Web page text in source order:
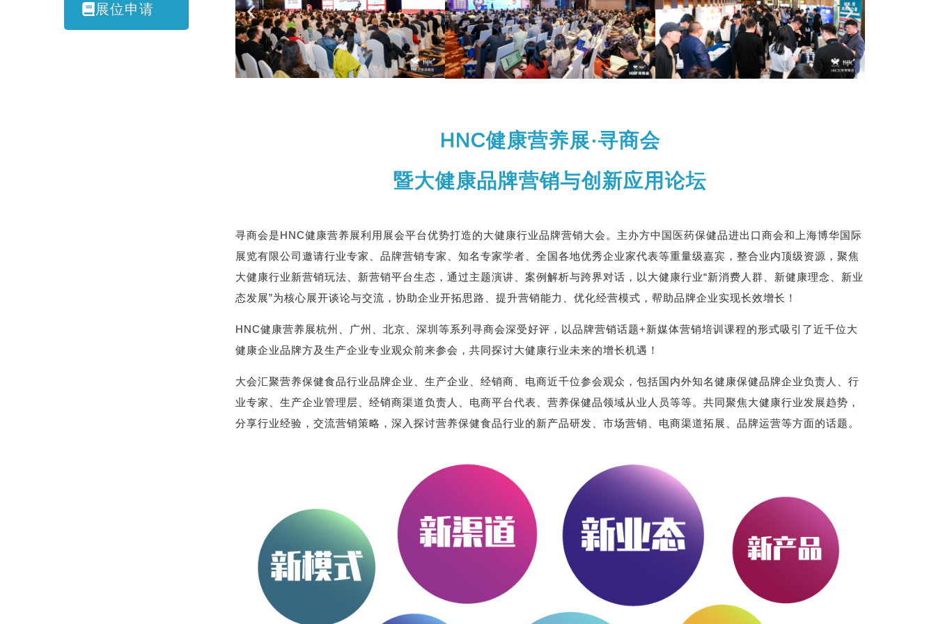
展位申请
HNC健康营养展·寻商会
暨大健康品牌营销与创新应用论坛
寻商会是HNC健康营养展利用展会平台优势打造的大健康行业品牌营销大会。主办方中国医药保健品进出口商会和上海博华国际
展览有限公司邀请行业专家、品牌营销专家、知名专家学者、全国各地优秀企业家代表等重量级嘉宾，整合业内顶级资源，聚焦
大健康行业新营销玩法、新营销平台生态，通过主题演讲、案例解析与跨界对话，以大健康行业“新消费人群、新健康理念、新业
态发展”为核心展开谈论与交流，协助企业开拓思路、提升营销能力、优化经营模式，帮助品牌企业实现长效增长！
HNC健康营养展杭州、广州、北京、深圳等系列寻商会深受好评，以品牌营销话题+新媒体营销培训课程的形式吸引了近千位大
健康企业品牌方及生产企业专业观众前来参会，共同探讨大健康行业未来的增长机遇！
大会汇聚营养保健食品行业品牌企业、生产企业、经销商、电商近千位参会观众，包括国内外知名健康保健品牌企业负责人、行
业专家、生产企业管理层、经销商渠道负责人、电商平台代表、营养保健品领域从业人员等等。共同聚焦大健康行业发展趋势，
分享行业经验，交流营销策略，深入探讨营养保健食品行业的新产品研发、市场营销、电商渠道拓展、品牌运营等方面的话题。